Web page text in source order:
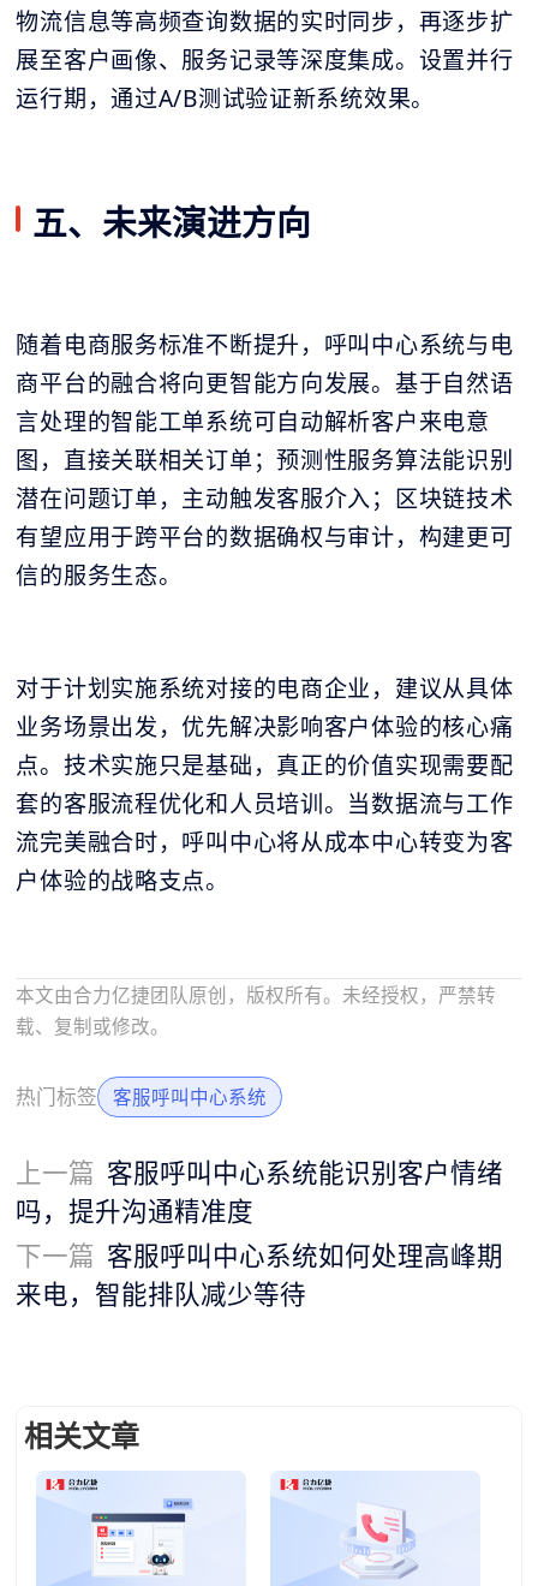
物流信息等高频查询数据的实时同步，再逐步扩
展至客户画像、服务记录等深度集成。设置并行
运行期，通过A/B测试验证新系统效果。
五、未来演进方向
随着电商服务标准不断提升，呼叫中心系统与电
商平台的融合将向更智能方向发展。基于自然语
言处理的智能工单系统可自动解析客户来电意
图，直接关联相关订单；预测性服务算法能识别
潜在问题订单，主动触发客服介入；区块链技术
有望应用于跨平台的数据确权与审计，构建更可
信的服务生态。
对于计划实施系统对接的电商企业，建议从具体
业务场景出发，优先解决影响客户体验的核心痛
点。技术实施只是基础，真正的价值实现需要配
套的客服流程优化和人员培训。当数据流与工作
流完美融合时，呼叫中心将从成本中心转变为客
户体验的战略支点。
本文由合力亿捷团队原创，版权所有。未经授权，严禁转
载、复制或修改。
热门标签 客服呼叫中心系统
上一篇 客服呼叫中心系统能识别客户情绪
吗，提升沟通精准度
下一篇 客服呼叫中心系统如何处理高峰期
来电，智能排队减少等待
相关文章